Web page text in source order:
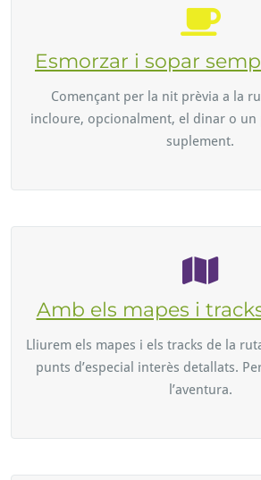
Esmorzar i sopar
Començant per la nit prèvia a la
incloure, opcionalment, el dinar o
suplement.
Amb els mapes i
Lliurem els mapes i els tracks de la
punts d’especial interès detallats.
l’aventura.